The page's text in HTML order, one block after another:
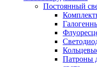
Постоянный
Патроны